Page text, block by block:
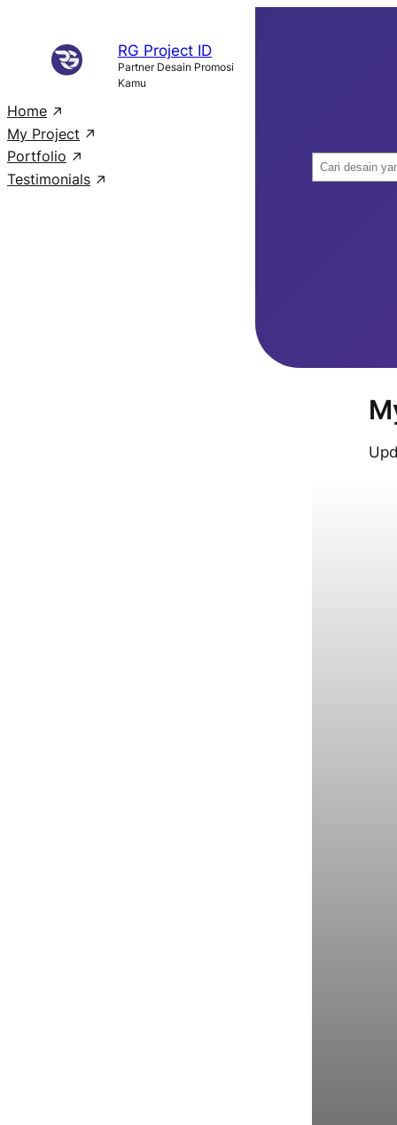
content
RG Project ID
Partner Desain Promosi
Kamu
Home
My Project
Portfolio
Testimonials
S
e